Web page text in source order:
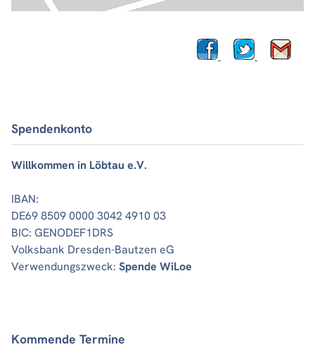
Spendenkonto
Willkommen in Löbtau e.V.
IBAN:
DE69 8509 0000 3042 4910 03
BIC: GENODEF1DRS
Volksbank Dresden-Bautzen eG
Verwendungszweck: Spende WiLoe
Kommende Termine